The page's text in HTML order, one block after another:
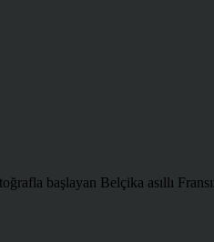
başlayan Belçika asıllı